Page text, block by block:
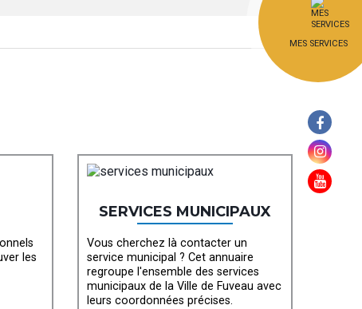
MES SERVICES
les
SERVICES MUNICIPAUX
Vous cherchez là contacter un
service municipal ? Cet annuaire
regroupe l'ensemble des services
municipaux de la Ville de Fuveau avec
leurs coordonnées précises.